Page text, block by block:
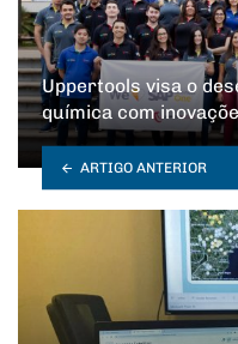
Uppertools visa o
química com
ARTIGO ANTERIOR